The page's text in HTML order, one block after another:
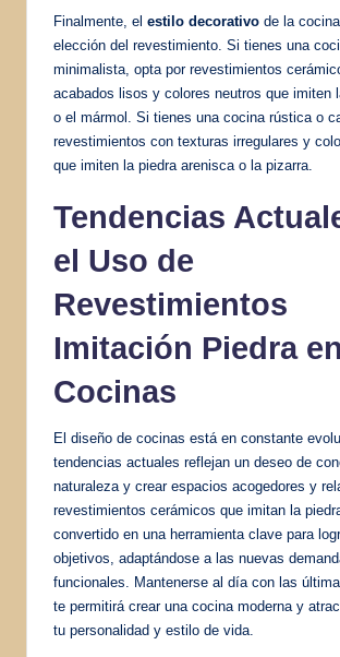
Finalmente, el estilo decorativo de la
elección del revestimiento. Si tienes una
minimalista, opta por revestimientos
acabados lisos y colores neutros que imiten
o el mármol. Si tienes una cocina rústica o
revestimientos con texturas irregulares y
que imiten la piedra arenisca o la pizarra.
Tendencias
el Uso de
Revestimientos
Imitación Piedra en
Cocinas
El diseño de cocinas está en constante
tendencias actuales reflejan un deseo de
naturaleza y crear espacios acogedores y
revestimientos cerámicos que imitan la
convertido en una herramienta clave para
objetivos, adaptándose a las nuevas
funcionales. Mantenerse al día con las
te permitirá crear una cocina moderna y
tu personalidad y estilo de vida.